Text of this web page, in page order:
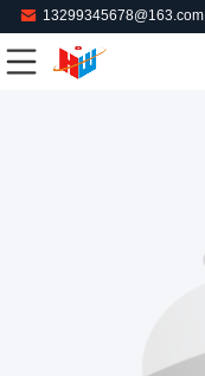
13299345678@163.com